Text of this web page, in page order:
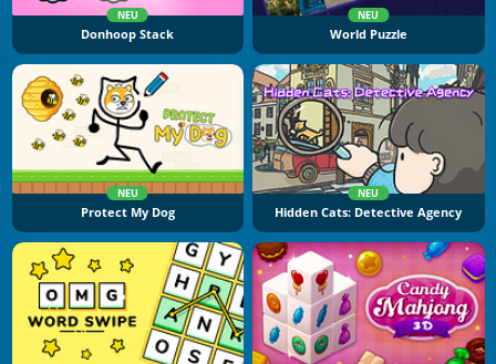
NEU
Donhoop Stack
NEU
World Puzzle
NEU
Protect My Dog
NEU
Hidden Cats: Detective Agency